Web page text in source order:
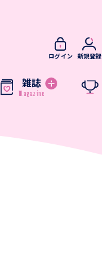
雑誌
ログイン 新規登録